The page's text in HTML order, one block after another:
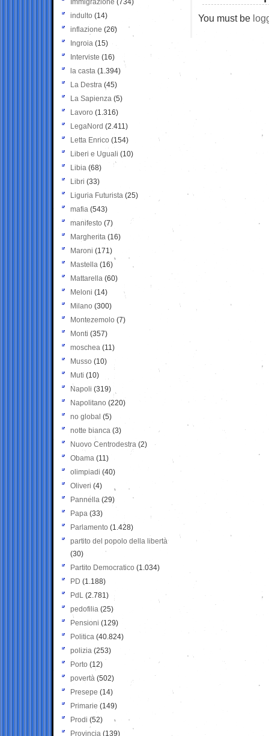
You must be
Immigrazione (734)
indulto (14)
inflazione (26)
Ingroia (15)
Interviste (16)
la casta (1.394)
La Destra (45)
La Sapienza (5)
Lavoro (1.316)
LegaNord (2.411)
Letta Enrico (154)
Liberi e Uguali (10)
Libia (68)
Libri (33)
Liguria Futurista (25)
mafia (543)
manifesto (7)
Margherita (16)
Maroni (171)
Mastella (16)
Mattarella (60)
Meloni (14)
Milano (300)
Montezemolo (7)
Monti (357)
moschea (11)
Musso (10)
Muti (10)
Napoli (319)
Napolitano (220)
no global (5)
notte bianca (3)
Nuovo Centrodestra (2)
Obama (11)
olimpiadi (40)
Oliveri (4)
Pannella (29)
Papa (33)
Parlamento (1.428)
partito del popolo della libertà
(30)
Partito Democratico (1.034)
PD (1.188)
PdL (2.781)
pedofilia (25)
Pensioni (129)
Politica (40.824)
polizia (253)
Porto (12)
povertà (502)
Presepe (14)
Primarie (149)
Prodi (52)
Provincia (139)